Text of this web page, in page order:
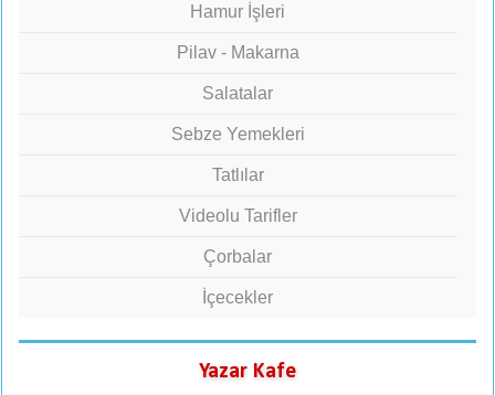
Hamur İşleri
Pilav - Makarna
Salatalar
Sebze Yemekleri
Tatlılar
Videolu Tarifler
Çorbalar
İçecekler
Yazar Kafe